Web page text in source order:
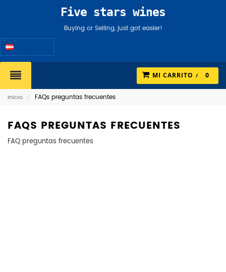
Five stars wines
Buying or Selling, just got easier!
MI CARRITO 0
Inicio / FAQs preguntas frecuentes
FAQS PREGUNTAS FRECUENTES
FAQ preguntas frecuentes